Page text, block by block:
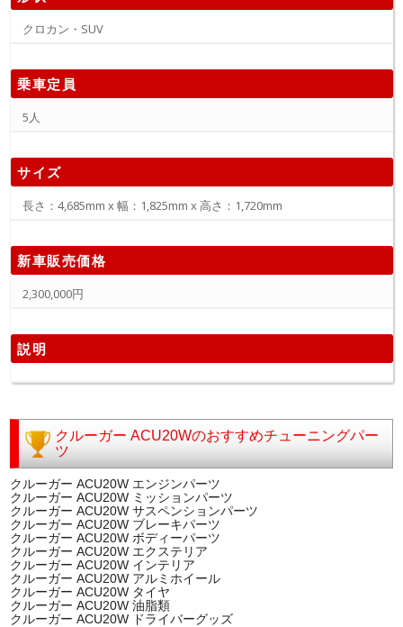
クロカン・SUV
乗車定員
5人
サイズ
長さ：4,685mm x 幅：1,825mm x 高さ：1,720mm
新車販売価格
2,300,000円
説明
クルーガー ACU20Wのおすすめチューニングパー
ツ
クルーガー ACU20W エンジンパーツ
クルーガー ACU20W ミッションパーツ
クルーガー ACU20W サスペンションパーツ
クルーガー ACU20W ブレーキパーツ
クルーガー ACU20W ボディーパーツ
クルーガー ACU20W エクステリア
クルーガー ACU20W インテリア
クルーガー ACU20W アルミホイール
クルーガー ACU20W タイヤ
クルーガー ACU20W 油脂類
クルーガー ACU20W ドライバーグッズ